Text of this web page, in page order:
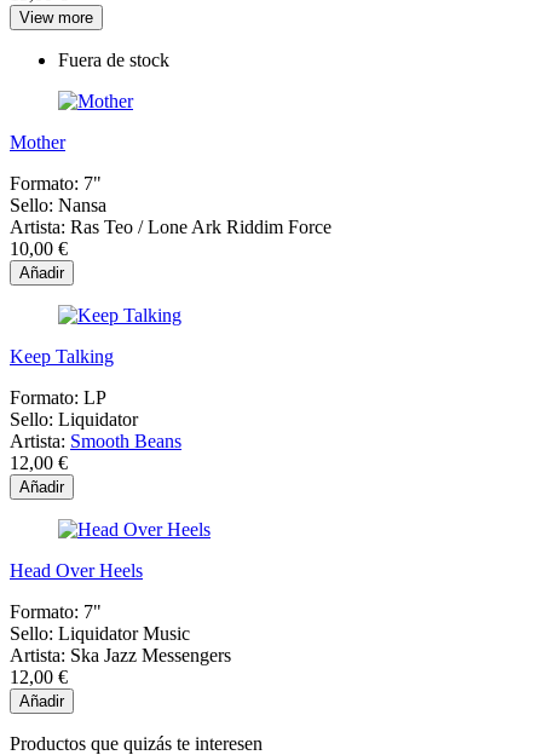
View more
Fuera de stock
Mother
Formato: 7"
Sello: Nansa
Artista: Ras Teo / Lone Ark Riddim Force
10,00 €
Añadir
Keep Talking
Formato: LP
Sello: Liquidator
Artista: Smooth Beans
12,00 €
Añadir
Head Over Heels
Formato: 7"
Sello: Liquidator Music
Artista: Ska Jazz Messengers
12,00 €
Añadir
Productos que quizás te interesen